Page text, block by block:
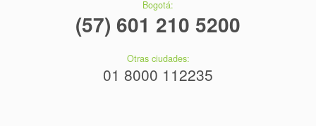
Bogotá:
(57) 601 210 5200
Otras ciudades:
01 8000 112235